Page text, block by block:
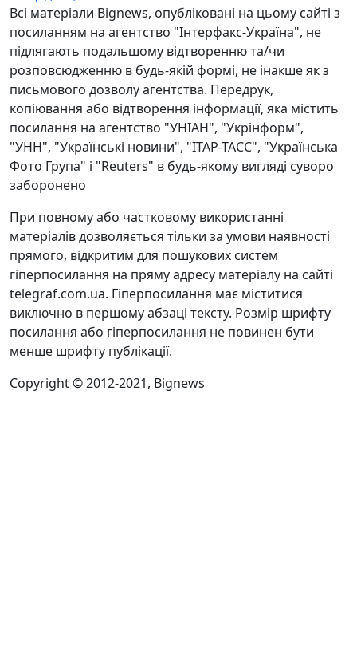
Всі матеріали Bignews, опубліковані на цьому сайті з
посиланням на агентство "Інтерфакс-Україна", не
підлягають подальшому відтворенню та/чи
розповсюдженню в будь-якій формі, не інакше як з
письмового дозволу агентства. Передрук,
копіювання або відтворення інформації, яка містить
посилання на агентство "УНІАН", "Укрінформ",
"УНН", "Українські новини", "ІТАР-ТАСС", "Українська
Фото Група" і "Reuters" в будь-якому вигляді суворо
заборонено
При повному або частковому використанні
матеріалів дозволяється тільки за умови наявності
прямого, відкритим для пошукових систем
гіперпосилання на пряму адресу матеріалу на сайті
telegraf.com.ua. Гіперпосилання має міститися
виключно в першому абзаці тексту. Розмір шрифту
посилання або гіперпосилання не повинен бути
менше шрифту публікації.
Copyright © 2012-2021, Bignews